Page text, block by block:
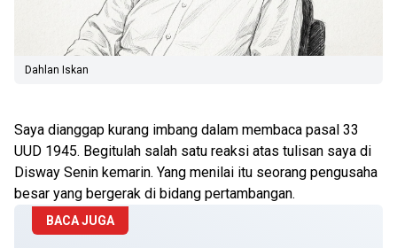
Dahlan Iskan
Saya dianggap kurang imbang dalam membaca pasal 33
UUD 1945. Begitulah salah satu reaksi atas tulisan saya di
Disway Senin kemarin. Yang menilai itu seorang pengusaha
besar yang bergerak di bidang pertambangan.
BACA JUGA